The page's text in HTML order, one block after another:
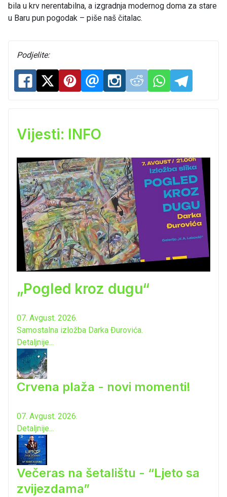
bila u krv nerentabilna, a izgradnja modernog doma za stare
u Baru pun pogodak – piše naš čitalac.
Podjelite:
Vijesti: INFO
„Pogled kroz dugu“
07. Avgust. 2026.
Samostalna izložba Darka Đurovića.
Detaljnije...
Crvena plaža - novi momenti!
07. Avgust. 2026.
Detaljnije...
Večeras na šetalištu - “Ljeto sa
zvijezdama”